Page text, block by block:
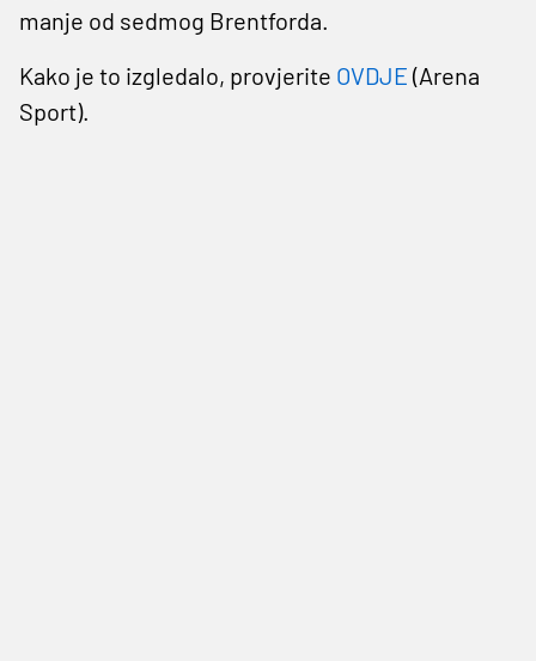
manje od sedmog Brentforda.
Kako je to izgledalo, provjerite OVDJE (Arena
Sport).